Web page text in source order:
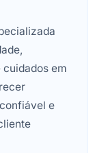
em
e